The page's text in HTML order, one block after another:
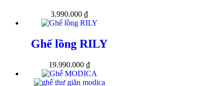
3.990.000 ₫
Ghế lồng RILY
19.990.000 ₫